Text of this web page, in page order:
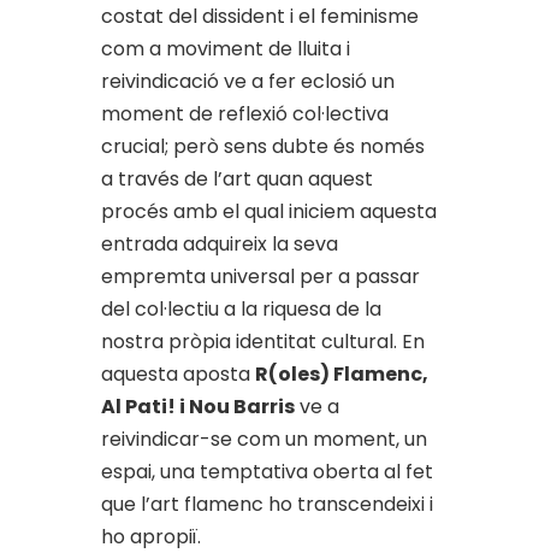
costat del dissident i el feminisme
com a moviment de lluita i
reivindicació ve a fer eclosió un
moment de reflexió col·lectiva
crucial; però sens dubte és només
a través de l’art quan aquest
procés amb el qual iniciem aquesta
entrada adquireix la seva
empremta universal per a passar
del col·lectiu a la riquesa de la
nostra pròpia identitat cultural. En
aquesta aposta R(oles) Flamenc,
Al Pati! i Nou Barrisve a
reivindicar-se com un moment, un
espai, una temptativa oberta al fet
que l’art flamenc ho transcendeixi i
ho apropiï.